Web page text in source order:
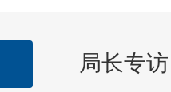
局长专访